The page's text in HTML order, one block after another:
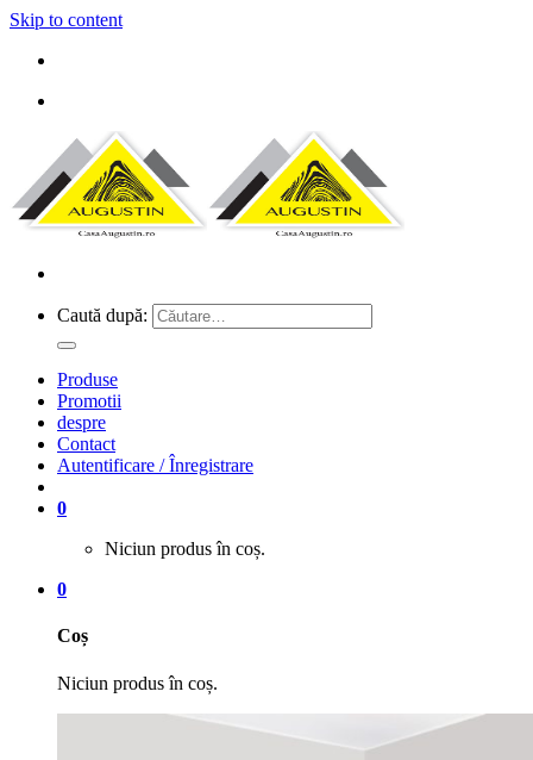
Skip to content
Caută după:
Produse
Promotii
despre
Contact
Autentificare / Înregistrare
0
Niciun produs în coș.
0
Coș
Niciun produs în coș.